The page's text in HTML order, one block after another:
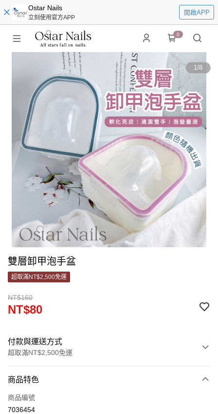
Ostar Nails
立刻使用官方APP
開啟APP
0
1/8
雙層卸甲泡手盆
超取滿NT$2,500免運
NT$160
NT$80
付款與運送方式
超取滿NT$2,500免運
信用卡一次付款
信用卡分期付款
商品特色
商品編號
7036454